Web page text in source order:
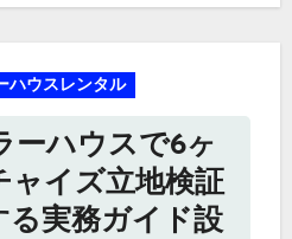
ハウスレンタル
ーハウスで6ヶ
ャイズ立地検証
る実務ガイド設